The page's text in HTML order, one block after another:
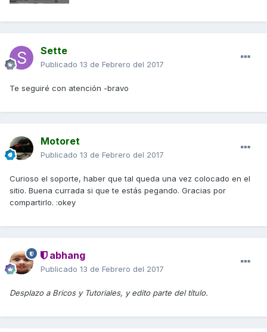
Sette
Publicado 13 de Febrero del 2017
Te seguiré con atención -bravo
Motoret
Publicado 13 de Febrero del 2017
Curioso el soporte, haber que tal queda una vez colocado en el
sitio. Buena currada si que te estás pegando. Gracias por
compartirlo. :okey
abhang
Publicado 13 de Febrero del 2017
Desplazo a Bricos y Tutoriales, y edito parte del título.